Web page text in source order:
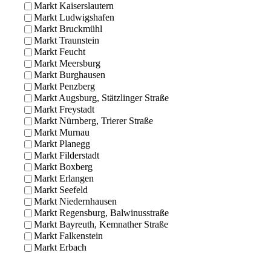
Markt Kaiserslautern
Markt Ludwigshafen
Markt Bruckmühl
Markt Traunstein
Markt Feucht
Markt Meersburg
Markt Burghausen
Markt Penzberg
Markt Augsburg, Stätzlinger Straße
Markt Freystadt
Markt Nürnberg, Trierer Straße
Markt Murnau
Markt Planegg
Markt Filderstadt
Markt Boxberg
Markt Erlangen
Markt Seefeld
Markt Niedernhausen
Markt Regensburg, Balwinusstraße
Markt Bayreuth, Kemnather Straße
Markt Falkenstein
Markt Erbach